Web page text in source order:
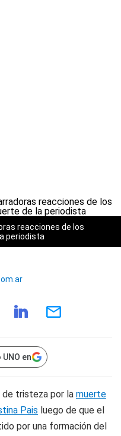
reacciones de los
periodista
en
de tristeza por la muerte
Pais luego de que el
por una formación del